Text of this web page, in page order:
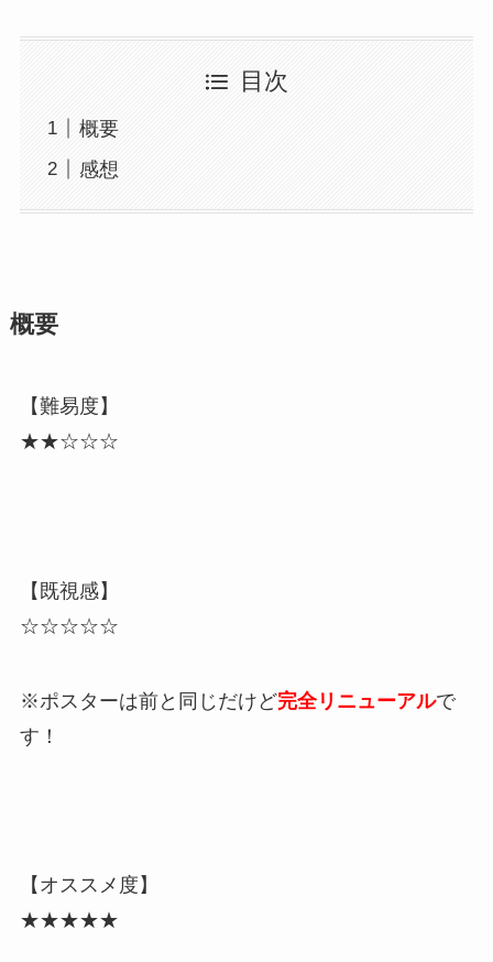
目次
概要
感想
概要
【難易度】
★★☆☆☆
【既視感】
☆☆☆☆☆
※ポスターは前と同じだけど完全リニューアルで
す！
【オススメ度】
★★★★★